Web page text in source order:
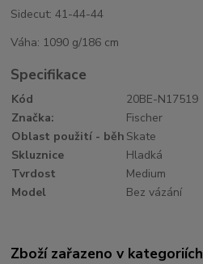
Sidecut: 41-44-44
Váha: 1090 g/186 cm
Specifikace
Kód
20BE-N17519
Značka:
Fischer
Oblast použití - běh Skate
Skluznice
Hladká
Tvrdost
Medium
Model
Bez vázání
Zboží zařazeno v kategoriích